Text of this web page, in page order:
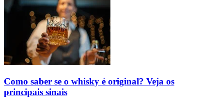
Como saber se o whisky é original? Veja os
principais sinais